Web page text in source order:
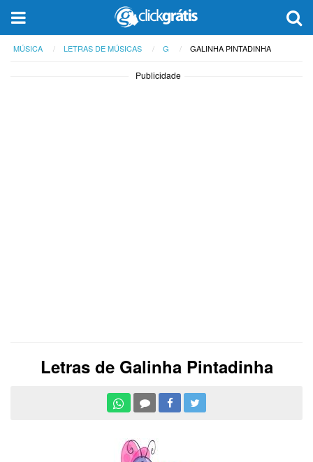
MÚSICA LETRAS DE MÚSICAS G GALINHA PINTADINHA
Publicidade
Letras de Galinha Pintadinha